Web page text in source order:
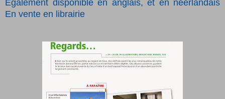
Également disponible en anglais, et en néerlandais
En vente en librairie